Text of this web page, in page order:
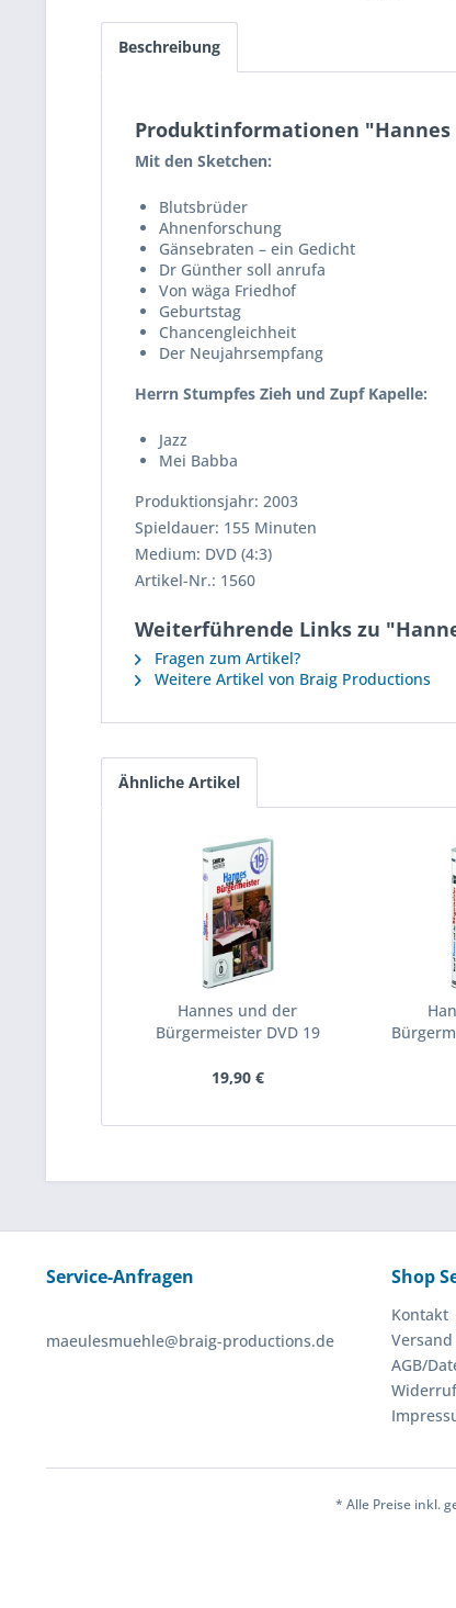
Beschreibung
Produktinformationen "Hannes
Mit den Sketchen:
Blutsbrüder
Ahnenforschung
Gänsebraten – ein Gedicht
Dr Günther soll anrufa
Von wäga Friedhof
Geburtstag
Chancengleichheit
Der Neujahrsempfang
Herrn Stumpfes Zieh und Zupf Kapelle:
Jazz
Mei Babba
Produktionsjahr: 2003
Spieldauer: 155 Minuten
Medium: DVD (4:3)
Artikel-Nr.: 1560
Weiterführende Links zu
Fragen zum Artikel?
Weitere Artikel von Braig Productions
Ähnliche Artikel
Hannes und der
Bürgermeister DVD 19
19,90 €
Service-Anfragen
maeulesmuehle@braig-productions.de
Shop
Kontakt
AGB/
* Alle Preise inkl.